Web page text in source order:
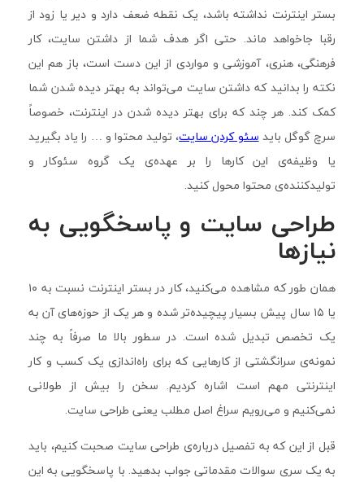
بستر اینترنت نداشته باشد، یک نقطه ضعف دارد و دیر یا زود از
رقبا جاخواهد ماند. حتی اگر هدف شما از داشتن سایت، کار
فرهنگی، هنری، آموزشی و مواردی از این دست است، باز هم این
نکته را بدانید که داشتن سایت می‌تواند به بهتر دیده شدن شما
کمک کند. هر چند که برای بهتر دیده شدن در اینترنت، خصوصاً
سرچ گوگل بایدسئو کردن سایت، تولید محتوا و … را یاد بگیرید
یا وظیفه‌ی این کارها را بر عهده‌ی یک گروه سئوکار و
تولیدکننده‌ی محتوا محول کنید.
طراحی سایت و پاسخگویی به
نیازها
همان طور که مشاهده می‌کنید، کار در بستر اینترنت نسبت به ۱۰
یا ۱۵ سال پیش بسیار پیچیده‌تر شده و هر یک از حوزه‌های آن به
یک تخصص تبدیل شده است. در سطور بالا ما صرفاً به چند
نمونه‌ی سرانگشتی از کارهایی که برای راه‌اندازی یک کسب و کار
اینترنتی مهم است اشاره کردیم. سخن را بیش از طولانی
نمی‌کنیم و می‌رویم سراغ اصل مطلب یعنی طراحی سایت.
قبل از این که به تفصیل درباره‌ی طراحی سایت صحبت کنیم، باید
به یک سری سوالات مقدماتی جواب بدهید. با پاسخگویی به این